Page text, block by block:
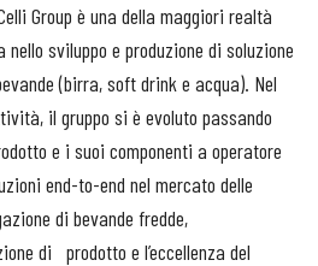
Group è una della maggiori realtà
sviluppo e produzione di soluzione
(birra, soft drink e acqua). Nel
il gruppo si è evoluto passando
e i suoi componenti a operatore
end-to-end nel mercato delle
di bevande fredde,
di prodotto e l’eccellenza del